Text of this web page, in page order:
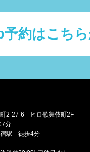
予約はこち
町2-27-6 ヒロ歌舞伎町2F
分
駅 徒歩4分